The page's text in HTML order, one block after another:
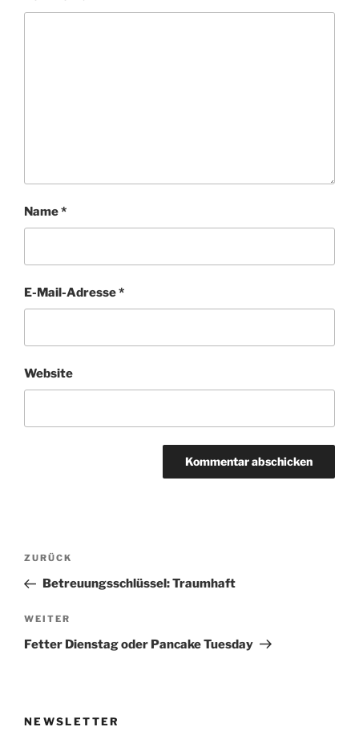
Name*
E-Mail-Adresse*
Website
Beitragsnavigation
Vorheriger
Beitrag
ZURÜCK
Betreuungsschlüssel: Traumhaft
Nächster
Beitrag
WEITER
Fetter Dienstag oder Pancake Tuesday
NEWSLETTER